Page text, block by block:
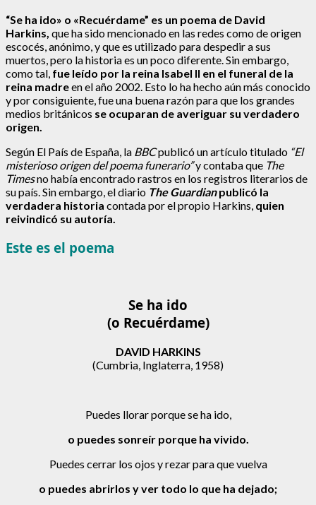
“Se ha ido» o «Recuérdame” es un poema de David
Harkins, que ha sido mencionado en las redes como de origen
escocés, anónimo, y que es utilizado para despedir a sus
muertos, pero la historia es un poco diferente. Sin embargo,
como tal, fue leído por la reina Isabel II en el funeral de la
reina madreen el año 2002. Esto lo ha hecho aún más conocido
y por consiguiente, fue una buena razón para que los grandes
medios británicos se ocuparan de averiguar su verdadero
origen.
Según El País de España, la BBCpublicó un artículo titulado “El
misterioso origen del poema funerario”y contaba que The
Timesno había encontrado rastros en los registros literarios de
su país. Sin embargo, el diario The Guardianpublicó la
verdadera historia contada por el propio Harkins, quien
reivindicó su autoría.
Este es el poema
Se ha ido
(o Recuérdame)
DAVID HARKINS
(Cumbria, Inglaterra, 1958)
Puedes llorar porque se ha ido,
o puedes sonreír porque ha vivido.
Puedes cerrar los ojos y rezar para que vuelva
o puedes abrirlos y ver todo lo que ha dejado;